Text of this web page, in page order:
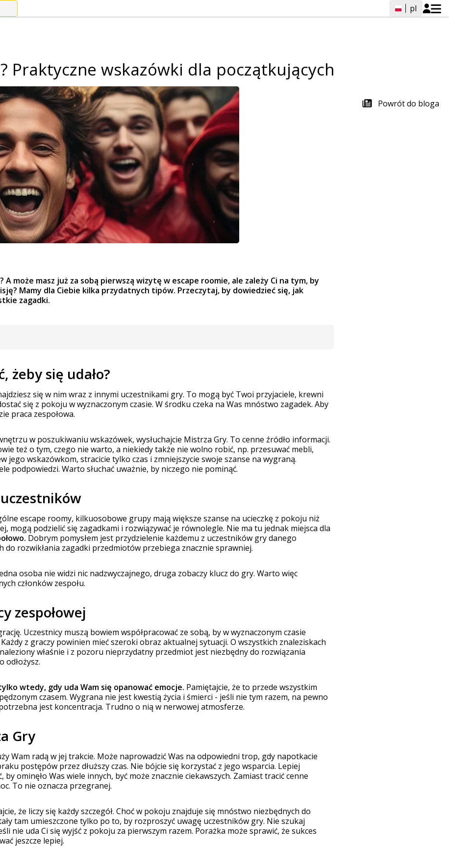
pl
Praktyczne wskazówki dla początkujących
może masz już za sobą pierwszą wizytę w escape roomie, ale zależy Ci na tym, by
Mamy dla Ciebie kilka przydatnych tipów. Przeczytaj, by dowiedzieć się, jak
zagadki.
żeby się udało?
się w nim wraz z innymi uczestnikami gry. To mogą być Twoi przyjaciele, krewni
się z pokoju w wyznaczonym czasie. W środku czeka na Was mnóstwo zagadek. Aby
praca zespołowa.
w poszukiwaniu wskazówek, wysłuchajcie Mistrza Gry. To cenne źródło informacji.
też o tym, czego nie warto, a niekiedy także nie wolno robić, np. przesuwać mebli,
jego wskazówkom, stracicie tylko czas i zmniejszycie swoje szanse na wygraną.
podpowiedzi. Warto słuchać uważnie, by niczego nie pominąć.
escape roomy, kilkuosobowe grupy mają większe szanse na ucieczkę z pokoju niż
mogą podzielić się zagadkami i rozwiązywać je równolegle. Nie ma tu jednak miejsca dla
Dobrym pomysłem jest przydzielenie każdemu z uczestników gry danego
rozwikłania zagadki przedmiotów przebiega znacznie sprawniej.
osoba nie widzi nic nadzwyczajnego, druga zobaczy klucz do gry. Warto więc
członków zespołu.
zespołowej
Uczestnicy muszą bowiem współpracować ze sobą, by w wyznaczonym czasie
z graczy powinien mieć szeroki obraz aktualnej sytuacji. O wszystkich znaleziskach
właśnie i z pozoru nieprzydatny przedmiot jest niezbędny do rozwiązania
odłożysz.
wtedy, gdy uda Wam się opanować emocje. Pamiętajcie, że to przede wszystkim
czasem. Wygrana nie jest kwestią życia i śmierci - jeśli nie tym razem, na pewno
jest koncentracja. Trudno o nią w nerwowej atmosferze.
Gry
Wam radą w jej trakcie. Może naprowadzić Was na odpowiedni trop, gdy napotkacie
postępów przez dłuższy czas. Nie bójcie się korzystać z jego wsparcia. Lepiej
ominęło Was wiele innych, być może znacznie ciekawszych. Zamiast tracić cenne
To nie oznacza przegranej.
że liczy się każdy szczegół. Choć w pokoju znajduje się mnóstwo niezbędnych do
tam umieszczone tylko po to, by rozproszyć uwagę uczestników gry. Nie szukaj
nie uda Ci się wyjść z pokoju za pierwszym razem. Porażka może sprawić, że sukces
jeszcze lepiej.
Powrót do bloga